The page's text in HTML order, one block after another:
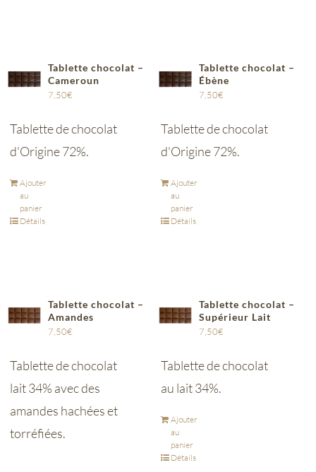
Tablette chocolat –
Cameroun
7,50€
Tablette de chocolat
d'Origine 72%.
Ajouter
au
panier
Détails
Tablette chocolat –
Ébène
7,50€
Tablette de chocolat
d'Origine 72%.
Ajouter
au
panier
Détails
Tablette chocolat –
Amandes
7,50€
Tablette de chocolat
lait 34% avec des
amandes hachées et
torréfiées.
Tablette chocolat –
Supérieur Lait
7,50€
Tablette de chocolat
au lait 34%.
Ajouter
au
panier
Détails